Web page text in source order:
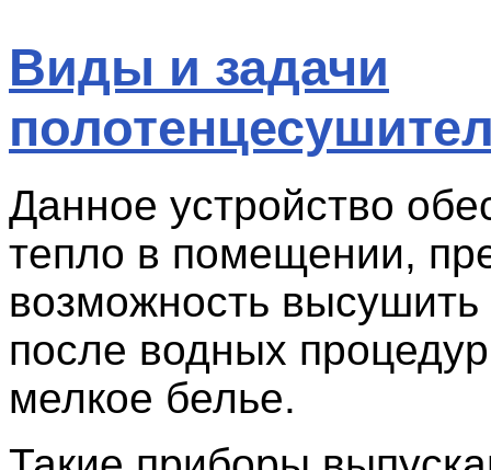
Виды и задачи
Данное устройство
тепло в помещении,
возможность высушить
после водных
мелкое белье.